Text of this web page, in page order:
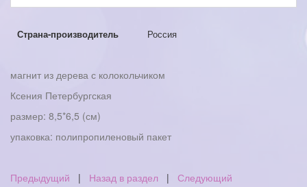
Страна-производитель Россия
магнит из дерева с колокольчиком
Ксения Петербургская
размер: 8,5*6,5 (см)
упаковка: полипропиленовый пакет
Предыдущий | Назад в раздел | Следующий